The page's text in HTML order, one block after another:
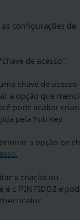
configurações de
de acesso”.
chave de acesso
a opção que
pode acabar
pela YubiKey.
a opção de
a criação ou
é o PIN FIDO2 e